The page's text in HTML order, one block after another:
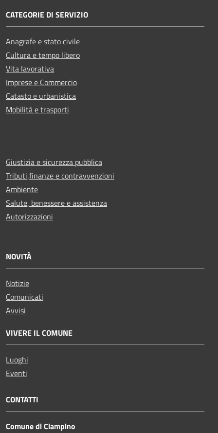
CATEGORIE DI SERVIZIO
Anagrafe e stato civile
Cultura e tempo libero
Vita lavorativa
Imprese e Commercio
Catasto e urbanistica
Mobilità e trasporti
Giustizia e sicurezza pubblica
Tributi,finanze e contravvenzioni
Ambiente
Salute, benessere e assistenza
Autorizzazioni
NOVITÀ
Notizie
Comunicati
Avvisi
VIVERE IL COMUNE
Luoghi
Eventi
CONTATTI
Comune di Ciampino